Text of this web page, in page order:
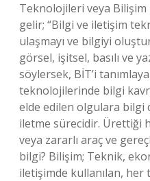
Teknolojileri veya
gelir; “Bilgi ve iletişim
ulaşmayı ve bilgiyi
görsel, işitsel, basılı ve
söylersek, BİT’i
teknolojilerinde bilgi
elde edilen olgulara bilgi
iletme sürecidir. Ürettiği
veya zararlı araç ve
bilgi? Bilişim; Teknik,
iletişimde kullanılan,